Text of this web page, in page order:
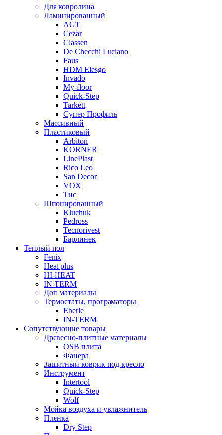
Для ковролина
Ламинированный
AGT
Cezar
Classen
De Checchi Luciano
Faus
HDM Elesgo
Invado
My-floor
Quick-Step
Tarkett
Супер Профиль
Массивный
Пластиковый
Arbiton
KORNER
LinePlast
Rico Leo
San Decor
VOX
Тис
Шпонированный
Kluchuk
Pedross
Tecnorivest
Барлинек
Теплый пол
Fenix
Heat plus
HI-HEAT
IN-TERM
Доп материалы
Термостаты, програматоры
Eberle
IN-TERM
Сопутствующие товары
Древесно-плитные материалы
OSB плита
Фанера
Защитный коврик под кресло
Инструмент
Intertool
Quick-Step
Wolf
Мойка воздуха и увлажнитель
Пленка
Dry Step